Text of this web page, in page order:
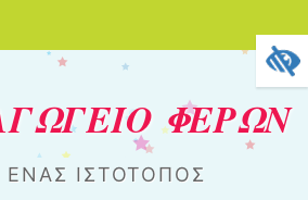
ΦΕΡΩΝ
ΈΝΑΣ ΙΣΤΌΤΟΠΟΣ